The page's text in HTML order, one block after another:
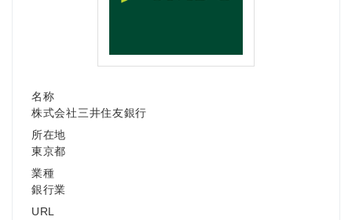
名称
株式会社三井住友銀行
所在地
東京都
業種
銀行業
URL